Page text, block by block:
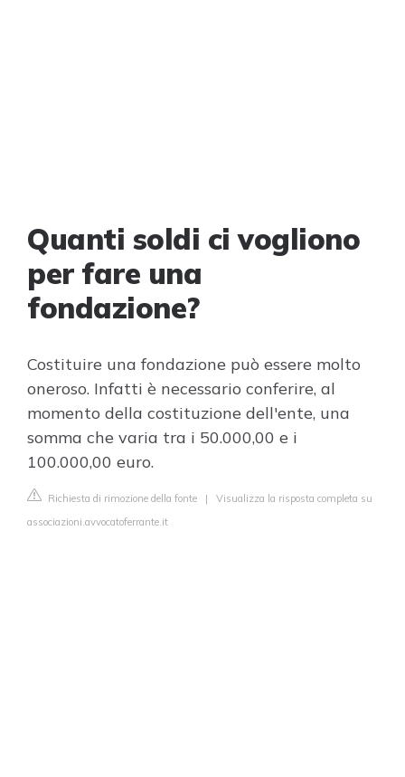
Quanti soldi ci vogliono
per fare una
fondazione?
Costituire una fondazione può essere molto
oneroso. Infatti è necessario conferire, al
momento della costituzione dell'ente, una
somma che varia tra i 50.000,00 e i
100.000,00 euro.
Richiesta di rimozione della fonte | Visualizza la risposta completa su
associazioni.avvocatoferrante.it